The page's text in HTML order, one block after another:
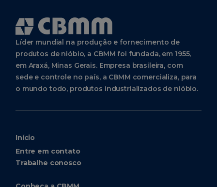
Líder mundial na produção e fornecimento de
produtos de nióbio, a CBMM foi fundada, em 1955,
em Araxá, Minas Gerais. Empresa brasileira, com
sede e controle no país, a CBMM comercializa, para
o mundo todo, produtos industrializados de nióbio.
Início
Entre em contato
Trabalhe conosco